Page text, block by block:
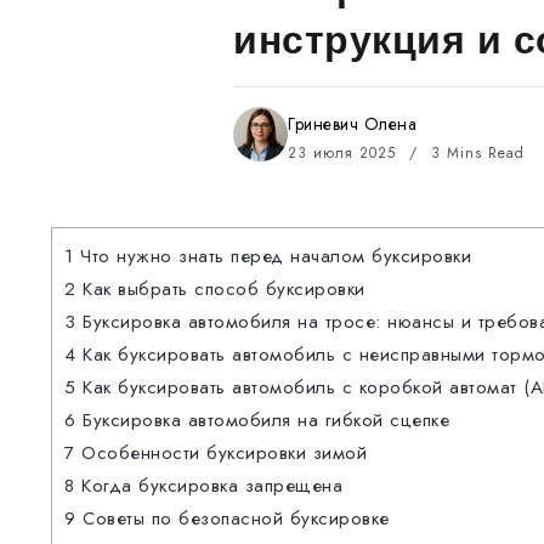
инструкция и
Гриневич Олена
23 июля 2025 3 Mins Read
1 Что нужно знать перед началом буксировки
2 Как выбрать способ буксировки
3 Буксировка автомобиля на тросе: нюансы и
4 Как буксировать автомобиль с неисправными
5 Как буксировать автомобиль с коробкой автомат
6 Буксировка автомобиля на гибкой сцепке
7 Особенности буксировки зимой
8 Когда буксировка запрещена
9 Советы по безопасной буксировке